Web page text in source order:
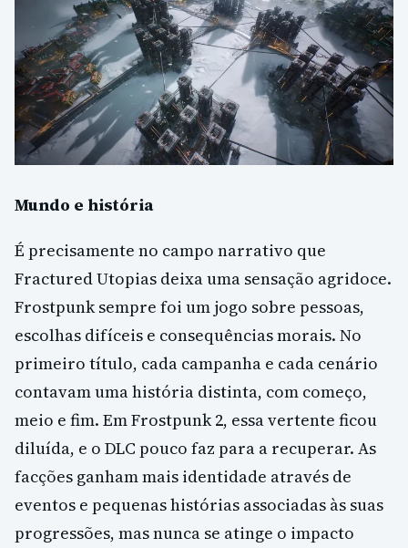
Mundo e história
É precisamente no campo narrativo que
Fractured Utopias deixa uma sensação agridoce.
Frostpunk sempre foi um jogo sobre pessoas,
escolhas difíceis e consequências morais. No
primeiro título, cada campanha e cada cenário
contavam uma história distinta, com começo,
meio e fim. Em Frostpunk 2, essa vertente ficou
diluída, e o DLC pouco faz para a recuperar. As
facções ganham mais identidade através de
eventos e pequenas histórias associadas às suas
progressões, mas nunca se atinge o impacto